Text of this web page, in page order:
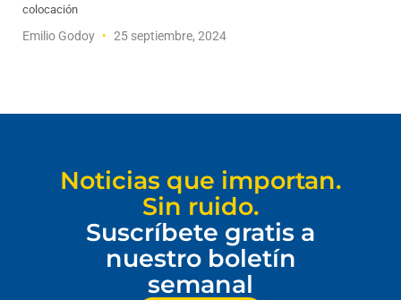
colocación
Emilio Godoy 25 septiembre, 2024
Noticias que importan.
Sin ruido.
Suscríbete gratis a
nuestro boletín
semanal